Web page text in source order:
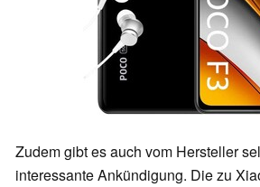
Zudem gibt es auch vom Hersteller
interessante Ankündigung. Die zu